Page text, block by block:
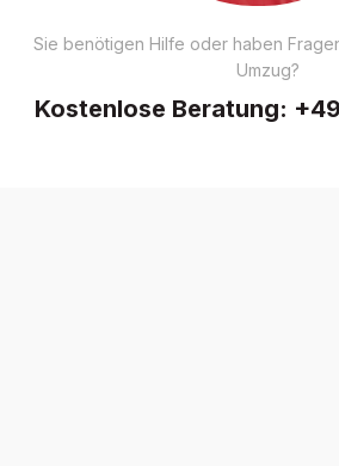
Sie benötigen Hilfe oder haben
Umzug?
Kostenlose Beratung: